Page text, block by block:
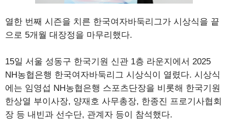
열한 번째 시즌을 치른 한국여자바둑리그가 시상식을 끝
으로 5개월 대장정을 마무리했다.
15일 서울 성동구 한국기원 신관 1층 라운지에서 2025
NH농협은행 한국여자바둑리그 시상식이 열렸다. 시상식
에는 임영섭 NH농협은행 스포츠단장을 비롯해 한국기원
한상열 부이사장, 양재호 사무총장, 한종진 프로기사협회
장 등 내빈과 선수단, 관계자 등이 참석했다.